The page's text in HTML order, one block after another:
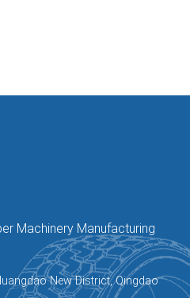
Machinery Manufacturing
New District, Qingdao